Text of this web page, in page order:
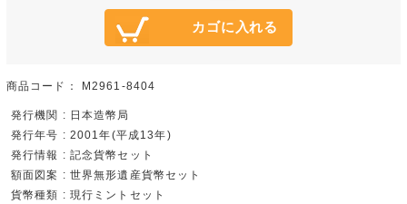
商品コード： M2961-8404
発行機関 : 日本造幣局
発行年号 : 2001年(平成13年)
発行情報 : 記念貨幣セット
額面図案 : 世界無形遺産貨幣セット
貨幣種類 : 現行ミントセット